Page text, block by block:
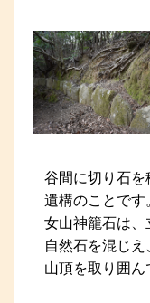
谷間に切り石を
遺構のことです
女山神籠石は、
自然石を混じ
山頂を取り囲ん